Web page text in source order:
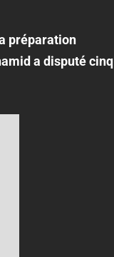
préparation
a disputé cinq